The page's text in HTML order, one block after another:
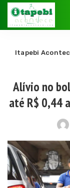
Itapebi
Alívio no
até R$ 0,44